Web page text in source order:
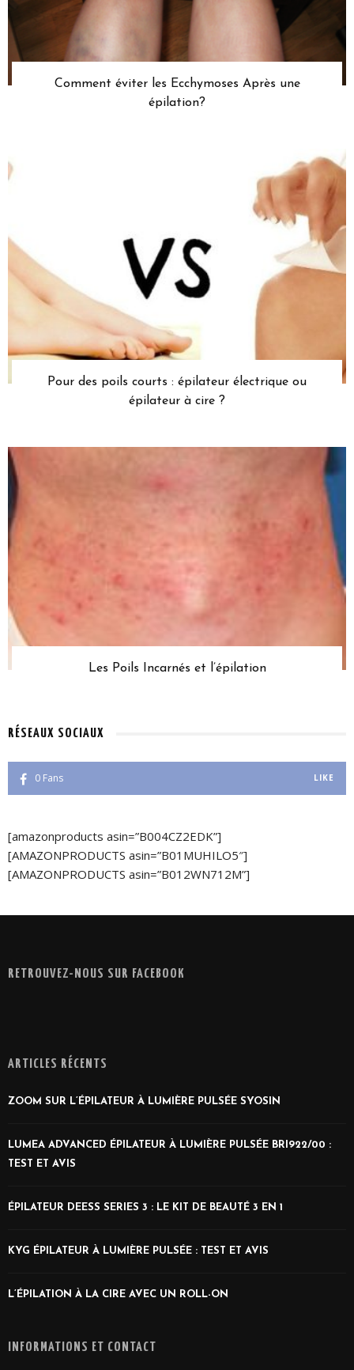
Comment éviter les Ecchymoses Après une
épilation?
Pour des poils courts : épilateur électrique ou
épilateur à cire ?
Les Poils Incarnés et l’épilation
RÉSEAUX SOCIAUX
0 Fans LIKE
[amazonproducts asin=”B004CZ2EDK”]
[AMAZONPRODUCTS asin=”B01MUHILO5″]
[AMAZONPRODUCTS asin=”B012WN712M”]
RETROUVEZ-NOUS SUR FACEBOOK
ARTICLES RÉCENTS
ZOOM SUR L’ÉPILATEUR À LUMIÈRE PULSÉE SYOSIN
LUMEA ADVANCED ÉPILATEUR À LUMIÈRE PULSÉE BRI922/00 :
TEST ET AVIS
ÉPILATEUR DEESS SERIES 3 : LE KIT DE BEAUTÉ 3 EN 1
KYG ÉPILATEUR À LUMIÈRE PULSÉE : TEST ET AVIS
L’ÉPILATION À LA CIRE AVEC UN ROLL-ON
INFORMATIONS ET CONTACT